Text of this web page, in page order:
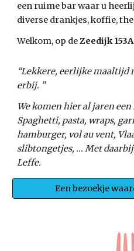
een ruime bar waar u
diverse drankjes, koffie,
Welkom, op deZeedijk
“Lekkere, eerlijke maaltijd
erbij. ”
We komen hier al jaren
Spaghetti, pasta, wraps,
hamburger, vol au vent,
slibtongetjes, ... Met
Leffe.
Een bezoekje